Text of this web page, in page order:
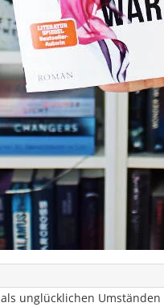
unglücklichen